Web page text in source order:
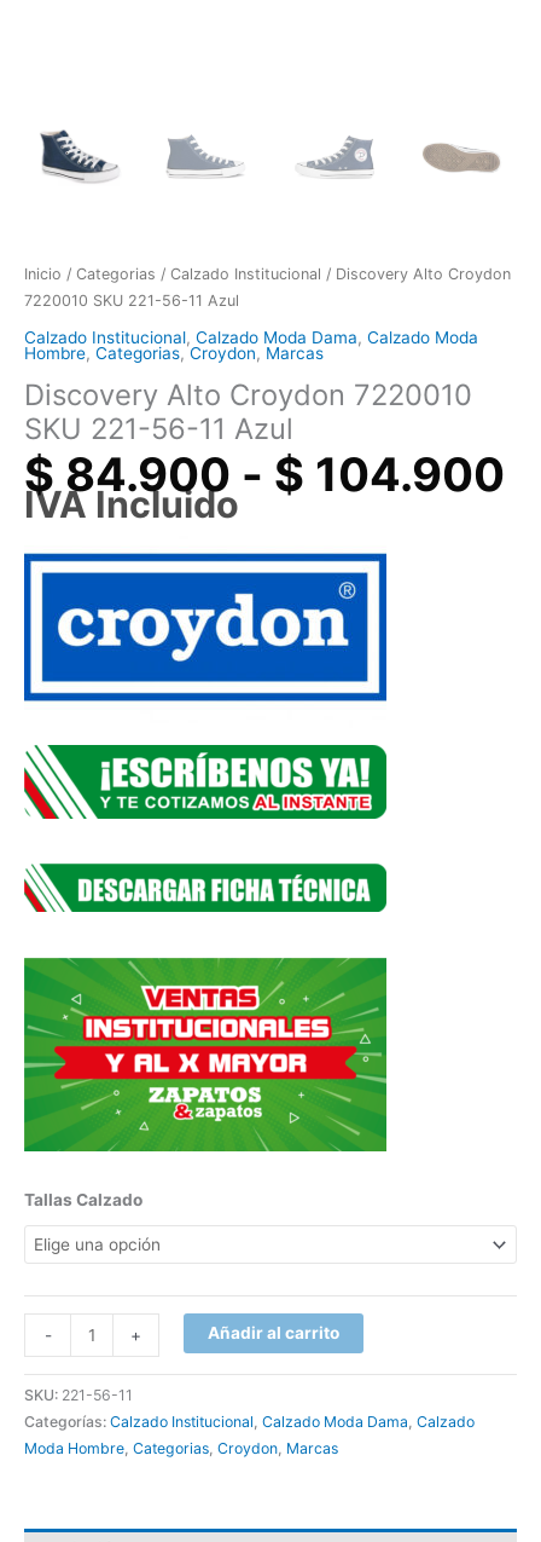
Inicio / Categorias / Calzado Institucional / Discovery Alto Croydon
7220010 SKU 221-56-11 Azul
Calzado Institucional, Calzado Moda Dama, Calzado Moda
Hombre, Categorias,Croydon, Marcas
Discovery Alto Croydon 7220010
SKU 221-56-11 Azul
$ 84.900 - $ 104.900
IVA Incluido
Tallas Calzado
- + Añadir al carrito
SKU: 221-56-11
Categorías: Calzado Institucional Calzado Moda Dama Calzado
Moda Hombre Categorias Croydon Marcas